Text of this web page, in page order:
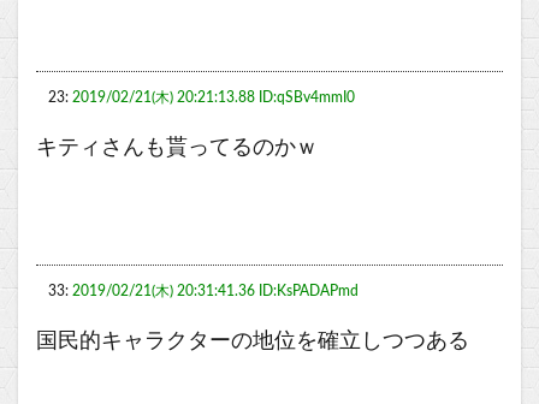
23: 2019/02/21(木) 20:21:13.88 ID:qSBv4mmI0
キティさんも貰ってるのかｗ
33: 2019/02/21(木) 20:31:41.36 ID:KsPADAPmd
国民的キャラクターの地位を確立しつつある